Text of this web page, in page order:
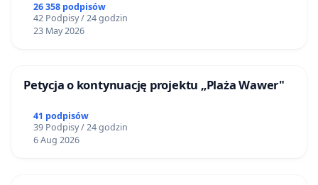
26 358 podpisów
42 Podpisy / 24 godzin
23 May 2026
Petycja o kontynuację projektu „Plaża Wawer"
41 podpisów
39 Podpisy / 24 godzin
6 Aug 2026